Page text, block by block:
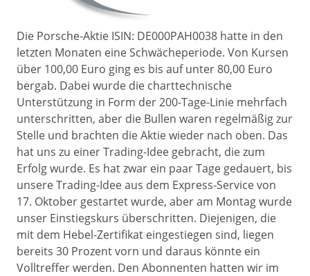
Die Porsche-Aktie ISIN: DE000PAH0038 hatte in den
letzten Monaten eine Schwächeperiode. Von Kursen
über 100,00 Euro ging es bis auf unter 80,00 Euro
bergab. Dabei wurde die charttechnische
Unterstützung in Form der 200-Tage-Linie mehrfach
unterschritten, aber die Bullen waren regelmäßig zur
Stelle und brachten die Aktie wieder nach oben. Das
hat uns zu einer Trading-Idee gebracht, die zum
Erfolg wurde. Es hat zwar ein paar Tage gedauert, bis
unsere Trading-Idee aus dem Express-Service von
17. Oktober gestartet wurde, aber am Montag wurde
unser Einstiegskurs überschritten. Diejenigen, die
mit dem Hebel-Zertifikat eingestiegen sind, liegen
bereits 30 Prozent vorn und daraus könnte ein
Volltreffer werden. Den Abonnenten hatten wir im